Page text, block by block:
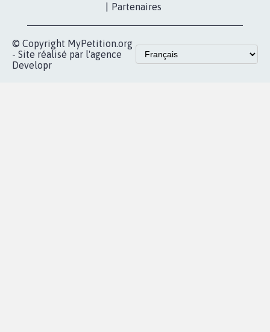
Partenaires
© Copyright MyPetition.org
- Site réalisé par l'agence
Developr